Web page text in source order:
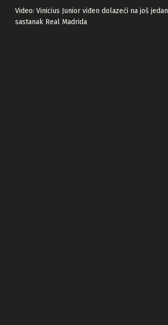
Video: Vinicius Junior viđen dolazeći na još jedan
sastanak Real Madrida